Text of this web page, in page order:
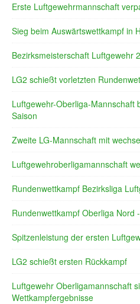
Erste Luftgewehrmannschaft
Sieg beim Auswärtswettkampf in
Bezirksmeisterschaft Luftgewehr
LG2 schießt vorletzten
Luftgewehr-Oberliga-Mannschaft
Saison
Zweite LG-Mannschaft mit
Luftgewehroberligamannschaft
Rundenwettkampf Bezirksliga
Rundenwettkampf Oberliga Nord
Spitzenleistung der ersten
LG2 schießt ersten Rückkampf
Luftgewehr Oberligamannschaft
Wettkampfergebnisse